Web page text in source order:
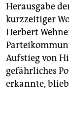
Herausgabe
kurzzeitiger
Herbert
Aufstieg von
gefährliches
erkannte,